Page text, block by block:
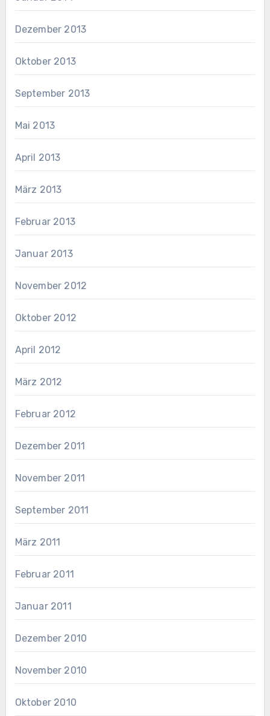
Dezember 2013
Oktober 2013
September 2013
Mai 2013
April 2013
März 2013
Februar 2013
Januar 2013
November 2012
Oktober 2012
April 2012
März 2012
Februar 2012
Dezember 2011
November 2011
September 2011
März 2011
Februar 2011
Januar 2011
Dezember 2010
November 2010
Oktober 2010